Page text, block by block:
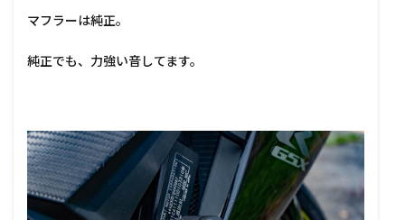
マフラーは純正。
純正でも、力強い音してます。